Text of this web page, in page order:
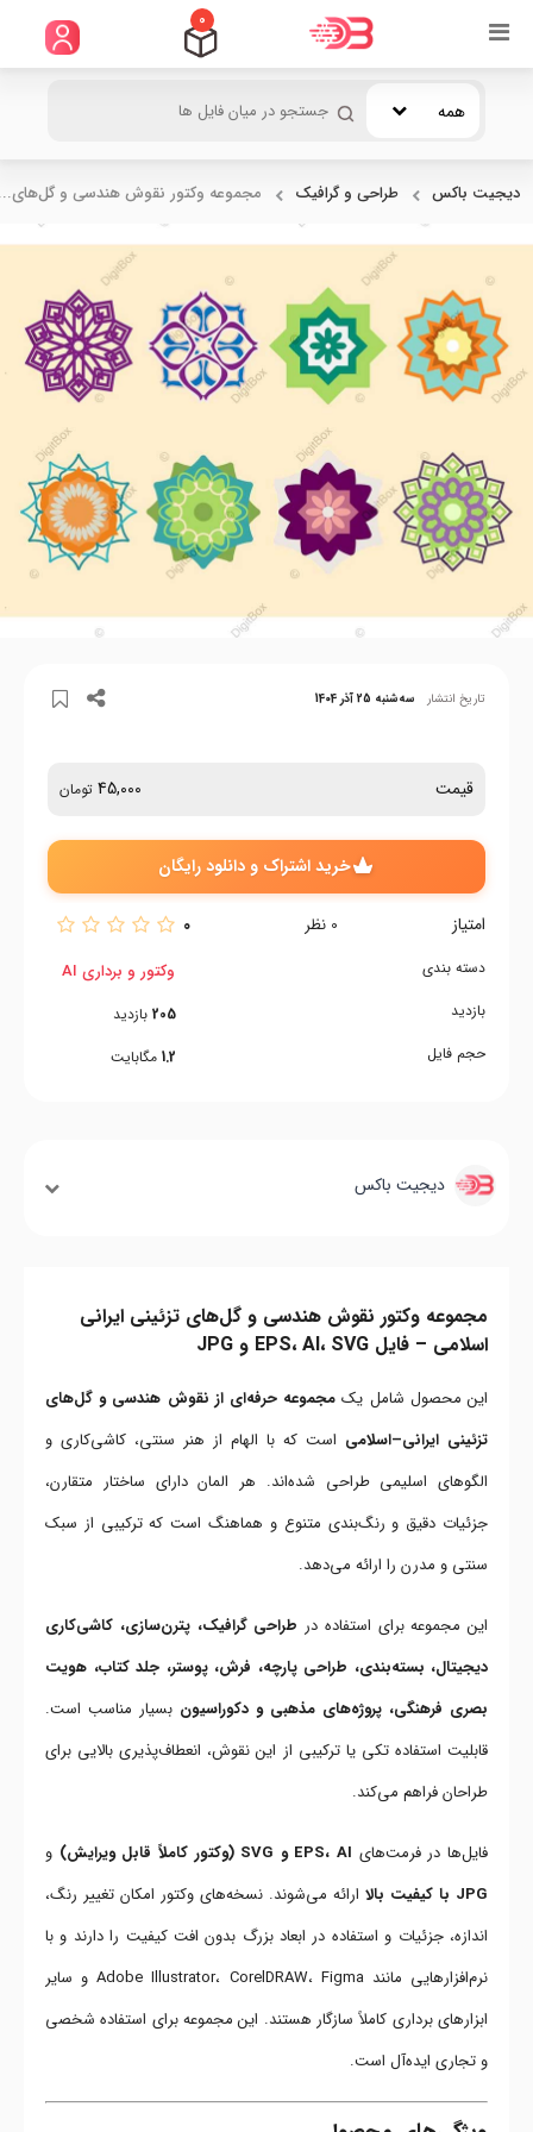
0
همه
دیجیت باکس طراحی و گرافیک مجموعه وکتور نقوش هندسی و
تاریخ انتشار سه‌شنبه 25 آذر 1404
قیمت 45,000 تومان
خرید اشتراک و دانلود رایگان
امتیاز 0 نظر 0
دسته بندی
بازدید
حجم فایل
وکتور و برداری AI
205 بازدید
1.2 مگابایت
دیجیت باکس
مجموعه وکتور نقوش هندسی و گل‌های تزئینی ایرانی
اسلامی – فایل EPS، AI، SVG و JPG
این محصول شامل یک مجموعه حرفه‌ای از نقوش هندسی و گل‌های
تزئینی ایرانی–اسلامی است که با الهام از هنر سنتی، کاشی‌کاری و
الگوهای اسلیمی طراحی شده‌اند. هر المان دارای ساختار متقارن،
جزئیات دقیق و رنگ‌بندی متنوع و هماهنگ است که ترکیبی از سبک
سنتی و مدرن را ارائه می‌دهد.
این مجموعه برای استفاده در طراحی گرافیک، پترن‌سازی، کاشی‌کاری
دیجیتال، بسته‌بندی، طراحی پارچه، فرش، پوستر، جلد کتاب، هویت
بصری فرهنگی، پروژه‌های مذهبی و دکوراسیون بسیار مناسب است.
قابلیت استفاده تکی یا ترکیبی از این نقوش، انعطاف‌پذیری بالایی برای
طراحان فراهم می‌کند.
فایل‌ها در فرمت‌های EPS، AI و SVG (وکتور کاملاً قابل ویرایش)
و
JPG با کیفیت بالا
ارائه می‌شوند. نسخه‌های وکتور امکان تغییر رنگ،
اندازه، جزئیات و استفاده در ابعاد بزرگ بدون افت کیفیت را دارند و با
نرم‌افزارهایی مانند Adobe Illustrator، CorelDRAW، Figma و سایر
ابزارهای برداری کاملاً سازگار هستند. این مجموعه برای استفاده شخصی
و تجاری ایده‌آل است.